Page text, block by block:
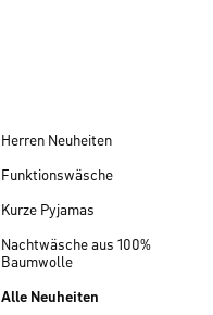
Herren Neuheiten
Funktionswäsche
Kurze Pyjamas
Nachtwäsche aus 100%
Baumwolle
Alle Neuheiten